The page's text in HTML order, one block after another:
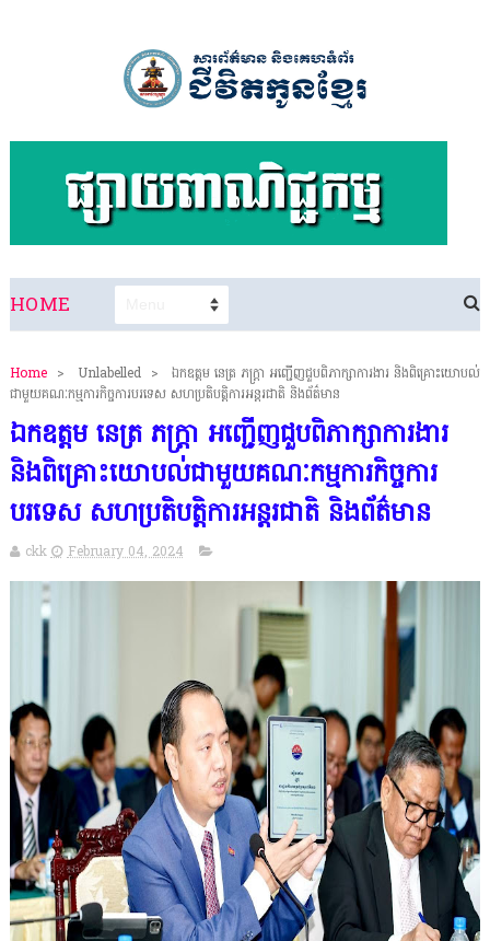
HOME
Home > Unlabelled >
ឯកឧត្តម នេត្រ ភក្ត្រា អញ្ជើញជួបពិភាក្សាការងារ និងពិគ្រោះយោបល់
ជាមួយគណៈកម្មការកិច្ចការបរទេស សហប្រតិបត្តិការអន្តរជាតិ និងព័ត៌មាន
ឯកឧត្តម នេត្រ ភក្ត្រា អញ្ជើញជួបពិភាក្សាការងារ
និងពិគ្រោះយោបល់ជាមួយគណៈកម្មការកិច្ចការ
បរទេស សហប្រតិបត្តិការអន្តរជាតិ និងព័ត៌មាន
ckk February 04, 2024